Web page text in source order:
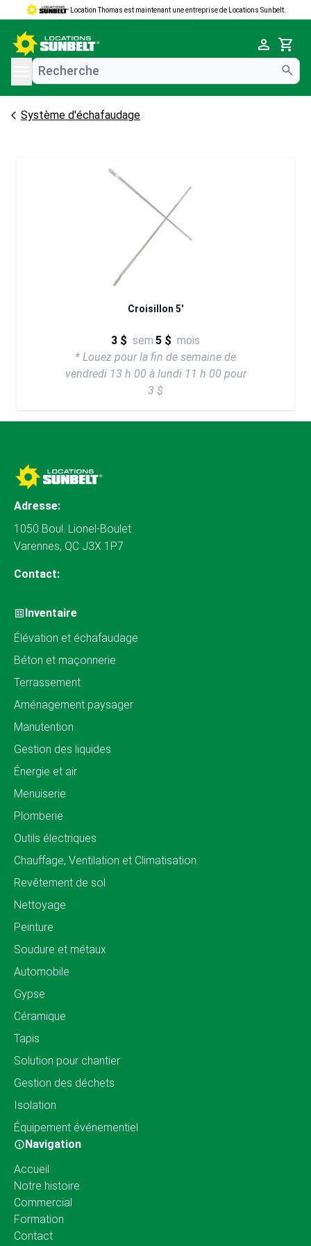
Location Thomas est maintenant une entreprise de Locations Sunbelt.
Cart
menu
Système d'échafaudage
Croisillon 5'
3 $ sem.5 $ mois
* Louez pour la fin de semaine de
vendredi 13 h 00 à lundi 11 h 00 pour
3 $
Adresse:
1050 Boul. Lionel-Boulet
Varennes, QC J3X 1P7
Contact:
Inventaire
Élévation et échafaudage
Béton et maçonnerie
Terrassement
Aménagement paysager
Manutention
Gestion des liquides
Énergie et air
Menuiserie
Plomberie
Outils électriques
Chauffage, Ventilation et Climatisation
Revêtement de sol
Nettoyage
Peinture
Soudure et métaux
Automobile
Gypse
Céramique
Tapis
Solution pour chantier
Gestion des déchets
Isolation
Équipement événementiel
Navigation
Accueil
Notre histoire
Commercial
Formation
Contact